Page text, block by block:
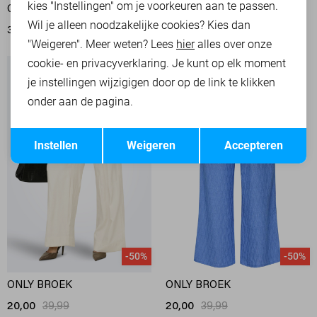
ONLY BROEK
31,95 39,99
ONLY BROEK
35,95 44,99
-50%
ONLY BROEK
20,00 39,99
-50%
ONLY BROEK
20,00 39,99
Terug Opslaan
kies "Instellingen" om je voorkeuren aan te passen.
Wil je alleen noodzakelijke cookies? Kies dan
"Weigeren". Meer weten? Lees hieralles over onze
cookie- en privacyverklaring. Je kunt op elk moment
je instellingen wijzigigen door op de link te klikken
onder aan de pagina.
Accepteren
Weigeren
Instellen